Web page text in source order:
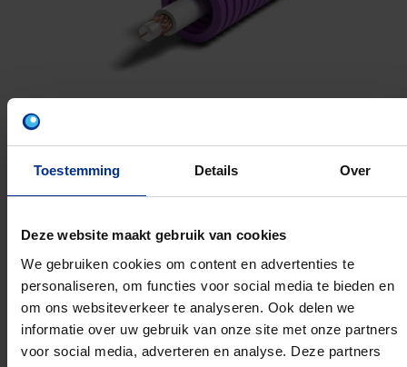
Toestemming Details Over
Deze website maakt gebruik van cookies
We gebruiken cookies om content en advertenties te
personaliseren, om functies voor social media te bieden en
om ons websiteverkeer te analyseren. Ook delen we
informatie over uw gebruik van onze site met onze partners
voor social media, adverteren en analyse. Deze partners
COAX-VATCA
16MM 100M
Artikelnummer: 1234001385
EAN: 5420056255905